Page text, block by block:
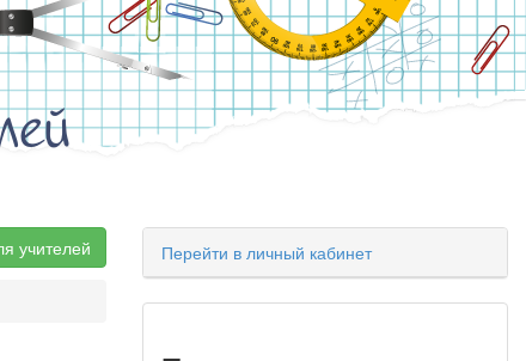
учителей Перейти в личный кабинет